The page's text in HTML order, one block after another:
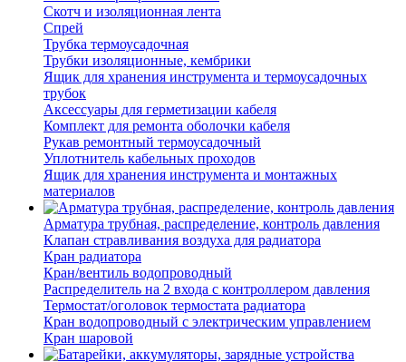
Скотч и изоляционная лента
Спрей
Трубка термоусадочная
Трубки изоляционные, кембрики
Ящик для хранения инструмента и термоусадочных
трубок
Аксессуары для герметизации кабеля
Комплект для ремонта оболочки кабеля
Рукав ремонтный термоусадочный
Уплотнитель кабельных проходов
Ящик для хранения инструмента и монтажных
материалов
Арматура трубная, распределение, контроль давления
Клапан стравливания воздуха для радиатора
Кран радиатора
Кран/вентиль водопроводный
Распределитель на 2 входа с контроллером давления
Термостат/оголовок термостата радиатора
Кран водопроводный с электрическим управлением
Кран шаровой